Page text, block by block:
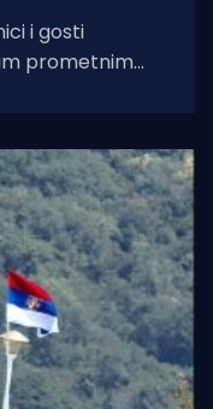
i gosti
prometnim